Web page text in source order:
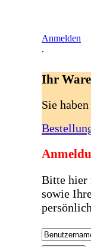
Anmelden
.
Ihr
Sie
Bitte hier
sowie